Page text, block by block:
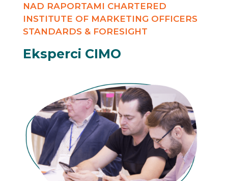
NAD RAPORTAMI CHARTERED
INSTITUTE OF MARKETING OFFICERS
STANDARDS & FORESIGHT
Eksperci CIMO